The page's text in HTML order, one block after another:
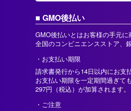
GMO後払い
GMO後払いとはお客様の手元に
全国のコンビニエンスストア、
お支払い期限
請求書発行から14日以内にお支
お支払い期限を一定期間過ぎて
297円（税込）が加算されます。
ご注意